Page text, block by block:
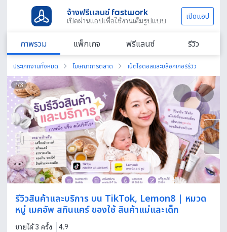
จ้างฟรีแลนซ์ fastwork
เปิดผ่านแอปเพื่อใช้งานเต็มรูปแบบ เปิดแอป
ภาพรวม แพ็กเกจ ฟรีแลนซ์ รีวิว
ประเภทงานทั้งหมด โฆษณาการตลาด เน็ตไอดอลและบล็อกเกอร์รีวิว
1/3
รีวิวสินค้าและบริการ บน TikTok, Lemon8 | หมวด
หมู่ เมคอัพ สกินแคร์ ของใช้ สินค้าแม่และเด็ก
ขายได้ 3 ครั้ง 4.9